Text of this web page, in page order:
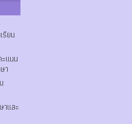
รียน
แนน
า
าและ